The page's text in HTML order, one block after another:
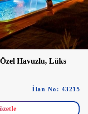
Havuzlu, Lüks
İlan No: 43215